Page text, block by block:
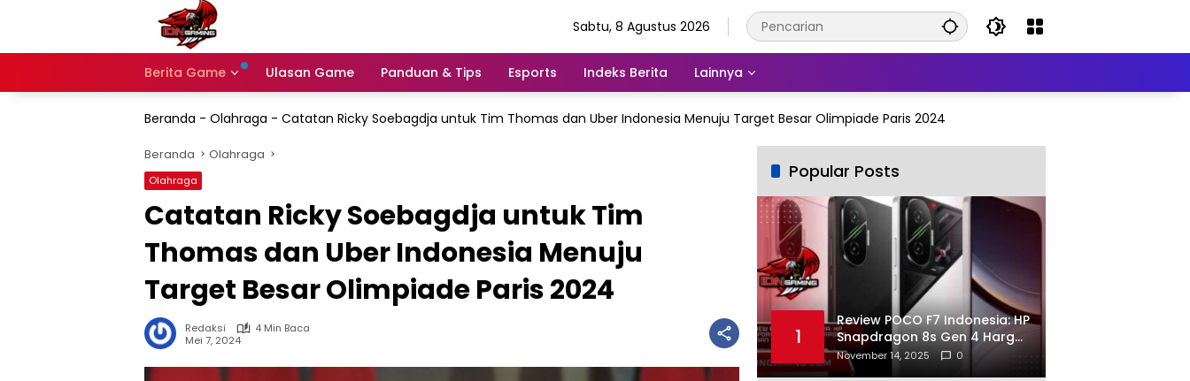
Sabtu, 8 Agustus 2026
Berita Game Ulasan Game Panduan & Tips Esports Indeks Berita Lainnya
Beranda - Olahraga - Catatan Ricky Soebagdja untuk Tim Thomas dan Uber Indonesia Menuju Target Besar Olimpiade Paris 2024
Beranda Olahraga
Olahraga
Catatan Ricky Soebagdja untuk Tim
Thomas dan Uber Indonesia Menuju
Target Besar Olimpiade Paris 2024
Redaksi
4 Min Baca
Mei 7, 2024
Popular Posts
1
Review POCO F7 Indonesia: HP
Snapdragon 8s Gen 4 Harga
5 Jutaan
November 14, 2025 0